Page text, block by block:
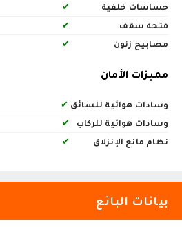
حساسات خلفية
✔
فتحة سقف
✔
مصابيح زنون
✔
مميزات الأمان
وسادات هوائية للسائق ✔
وسادات هوائية للركاب
✔
نظام مانع الإنزلاق
✔
بيانات البائع